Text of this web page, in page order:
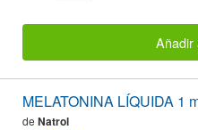
Añadir
MELATONINA LÍQUIDA 1
de Natrol